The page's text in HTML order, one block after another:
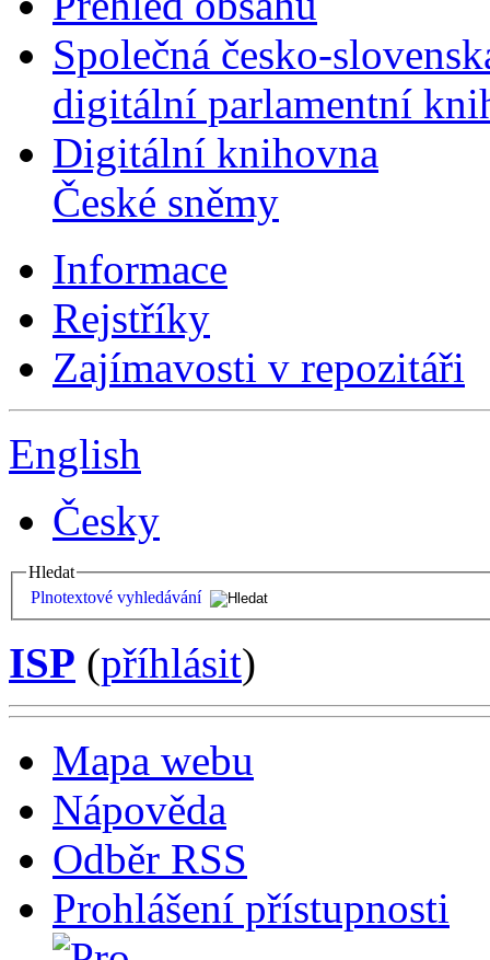
Společná česko-
digitální parlamentní
Digitální knihovna
České sněmy
Informace
Rejstříky
Zajímavosti v repozitáři
English
Česky
Hledat
Plnotextové vyhledávání
ISP (příhlásit)
Mapa webu
Nápověda
Odběr RSS
Prohlášení přístupnosti